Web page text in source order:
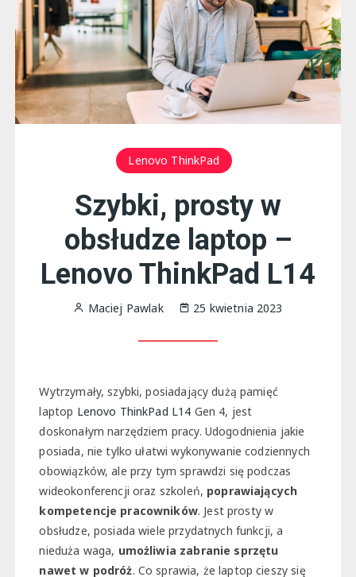
Lenovo ThinkPad
Szybki, prosty w
obsłudze laptop –
Lenovo ThinkPad L14
Maciej Pawlak 25 kwietnia 2023
Wytrzymały, szybki, posiadający dużą pamięć
laptop Lenovo ThinkPad L14 Gen 4, jest
doskonałym narzędziem pracy. Udogodnienia jakie
posiada, nie tylko ułatwi wykonywanie codziennych
obowiązków, ale przy tym sprawdzi się podczas
wideokonferencji oraz szkoleń, poprawiających
kompetencje pracowników. Jest prosty w
obsłudze, posiada wiele przydatnych funkcji, a
nieduża waga, umożliwia zabranie sprzętu
nawet w podróż. Co sprawia, że laptop cieszy się